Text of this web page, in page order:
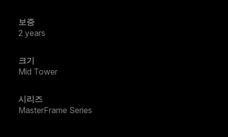
보증
2 years
크기
Mid Tower
시리즈
MasterFrame Series